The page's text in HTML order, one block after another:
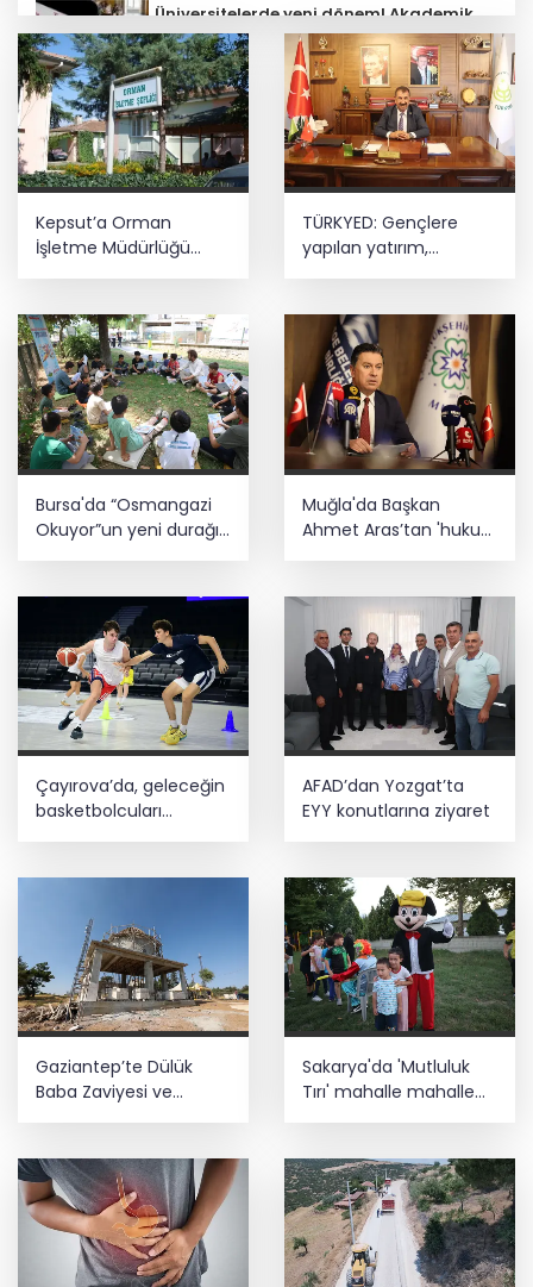
Üniversitelerde yeni dönem! Akademik
sahtekârlığa hapis, öğrencilere dönüş
yolu
Emniyet teşkilatına 6 bin 250 yeni kadro!
Detaylar belli oldu
Tercih döneminde kararsız kalan
gençlere bilimsel yol haritası... Halen
kararsızsanız bu testi çözün!
atama
Kepsut’a Orman
İşletme Müdürlüğü
kuruluyor
TÜRKYED: Gençlere
yapılan yatırım,
Türkiye’nin geleceğine
Bursa'da “Osmangazi
Okuyor”un yeni durağı
Muğla'da Başkan
Ahmet Aras’tan 'hukuk
Çayırova’da, geleceğin
basketbolcuları
seçmelerde ter döktü
AFAD’dan Yozgat’ta
EYY konutlarına ziyaret
Gaziantep’te Dülük
Baba Zaviyesi ve
Türbesi asıl yerinde
Sakarya'da 'Mutluluk
Tırı' mahalle mahalle
geziyor